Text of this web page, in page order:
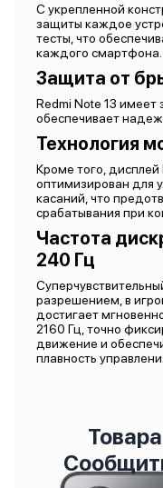
С укрепленной
защиты каждое
тесты, что
каждого смартфона.
Защита от
Redmi Note 13 имеет
обеспечивает
Технология
Кроме того, дисплей
оптимизирован для
касаний, что
срабатывания при
Частота
240 Гц
разрешением, в
достигает
2160 Гц, точно
движение и
плавность